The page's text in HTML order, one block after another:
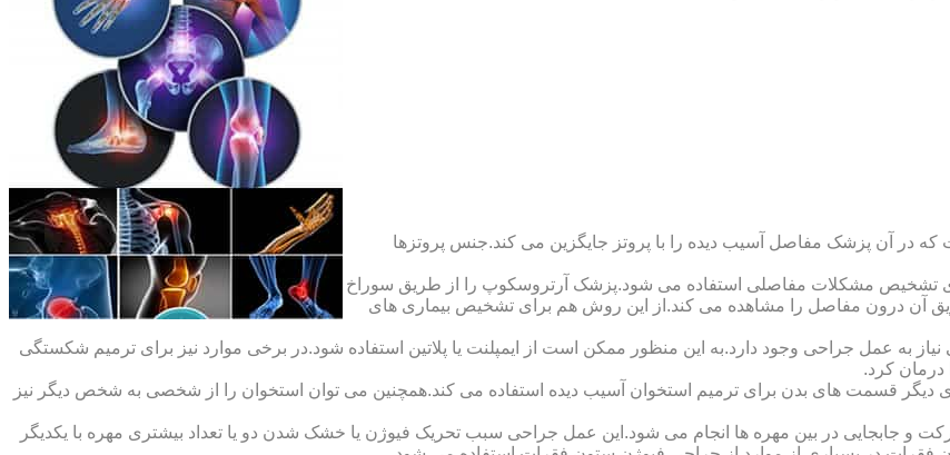
در آن پزشک مفاصل آسیب دیده را با پروتز جایگزین می کند.جنس پروتزها
تشخیص مشکلات مفاصلی استفاده می شود.پزشک آرتروسکوپ را از طریق سوراخ
آن درون مفاصل را مشاهده می کند.از این روش هم برای تشخیص بیماری های
به عمل جراحی وجود دارد.به این منظور ممکن است از ایمپلنت یا پلاتین استفاده شود.در برخی موارد نیز برای ترمیم شکستگی
درمان کرد.
دیگر قسمت های بدن برای ترمیم استخوان آسیب دیده استفاده می کند.همچنین می توان استخوان را از شخصی به شخص دیگر نیز
و جابجایی در بین مهره ها انجام می شود.این عمل جراحی سبب تحریک فیوژن یا خشک شدن دو یا تعداد بیشتری مهره با یکدیگر